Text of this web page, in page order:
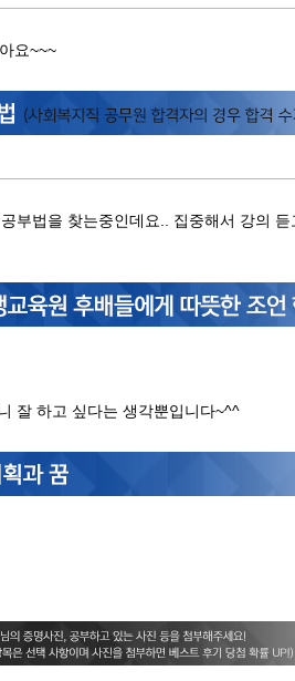
요~~~
부법을 찾는중인데요.. 집중해서 강의
잘 하고 싶다는 생각뿐입니다~^^